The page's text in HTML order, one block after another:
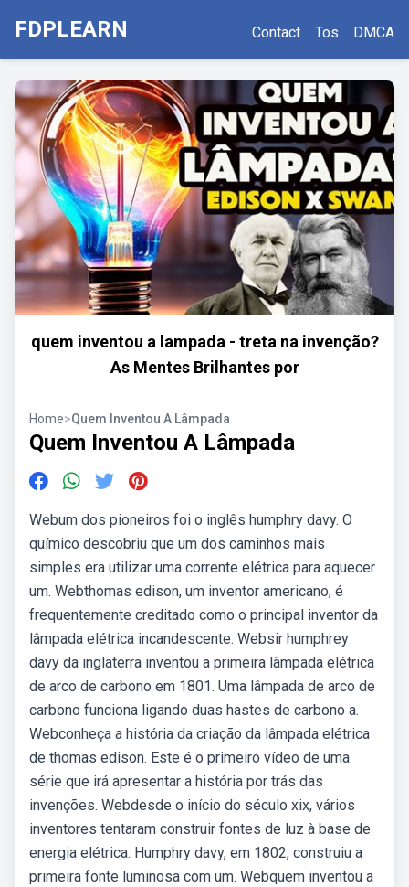
FDPLEARN Contact Tos DMCA
quem inventou a lampada - treta na invenção?
As Mentes Brilhantes por
Home>Quem Inventou A Lâmpada
Quem Inventou A Lâmpada
Webum dos pioneiros foi o inglês humphry davy. O
químico descobriu que um dos caminhos mais
simples era utilizar uma corrente elétrica para aquecer
um. Webthomas edison, um inventor americano, é
frequentemente creditado como o principal inventor da
lâmpada elétrica incandescente. Websir humphrey
davy da inglaterra inventou a primeira lâmpada elétrica
de arco de carbono em 1801. Uma lâmpada de arco de
carbono funciona ligando duas hastes de carbono a.
Webconheça a história da criação da lâmpada elétrica
de thomas edison. Este é o primeiro vídeo de uma
série que irá apresentar a história por trás das
invenções. Webdesde o início do século xix, vários
inventores tentaram construir fontes de luz à base de
energia elétrica. Humphry davy, em 1802, construiu a
primeira fonte luminosa com um. Webquem inventou a